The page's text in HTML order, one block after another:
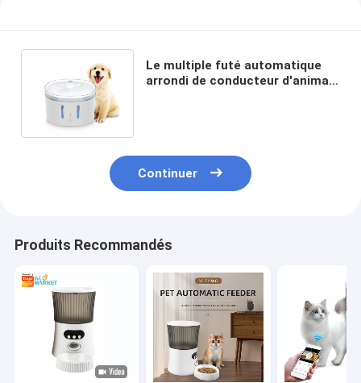
Le multiple futé automatique
arrondi de conducteur d'animal
Continuer
Produits Recommandés